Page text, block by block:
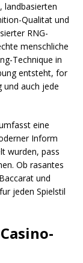
landbasierten
Qualitat und
RNG-
menschliche
Technique in
entsteht, for
und auch jede
eine
Inform
wurden, pass
Ob rasantes
und
jeden Spielstil